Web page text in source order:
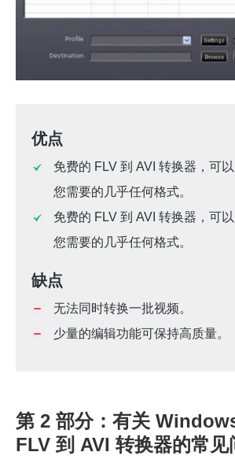
优点
免费的 FLV 到 AVI 转换器，可
您需要的几乎任何格式。
免费的 FLV 到 AVI 转换器，可
您需要的几乎任何格式。
缺点
无法同时转换一批视频。
少量的编辑功能可保持高质量。
第 2 部分：有关
FLV 到 AVI 转换器的常见